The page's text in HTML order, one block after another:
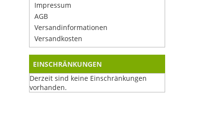
Impressum
AGB
Versandinformationen
Versandkosten
EINSCHRÄNKUNGEN
Derzeit sind keine Einschränkungen
vorhanden.